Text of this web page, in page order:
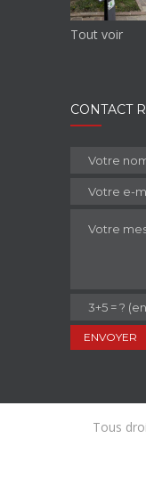
Tout voir
CONTACT
Tous